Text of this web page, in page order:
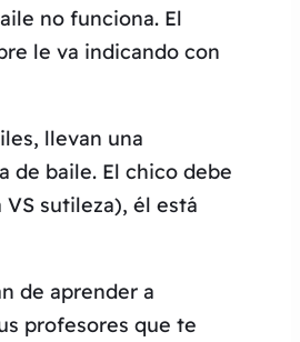
no funciona. El
le va indicando con
llevan una
de baile. El chico debe
sutileza), él está
de aprender a
profesores que te